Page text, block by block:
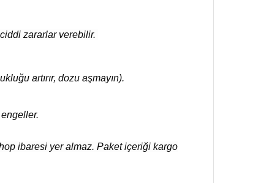
zararlar verebilir.
artırır, dozu aşmayın).
ibaresi yer almaz. Paket içeriği kargo